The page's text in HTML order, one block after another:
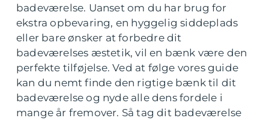
badeværelse. Uanset om du har brug for
ekstra opbevaring, en hyggelig siddeplads
eller bare ønsker at forbedre dit
badeværelses æstetik, vil en bænk være den
perfekte tilføjelse. Ved at følge vores guide
kan du nemt finde den rigtige bænk til dit
badeværelse og nyde alle dens fordele i
mange år fremover. Så tag dit badeværelse